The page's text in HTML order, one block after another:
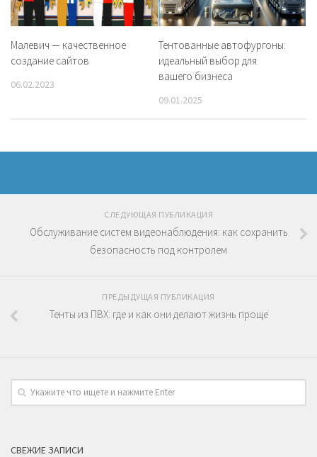
Малевич — качественное
создание сайтов
06.02.2023
Тентованные автофургоны:
идеальный выбор для
вашего бизнеса
09.01.2025
СЛЕДУЮЩАЯ ПУБЛИКАЦИЯ
Обслуживание систем видеонаблюдения: как сохранить
безопасность под контролем
ПРЕДЫДУЩАЯ ПУБЛИКАЦИЯ
Тенты из ПВХ: где и как они делают жизнь проще
СВЕЖИЕ ЗАПИСИ